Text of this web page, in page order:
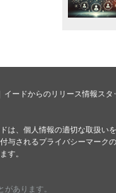
イードからのリリース情報スタ
は、個人情報の適切な取扱い
与されるプライバシーマーク
す。
あります。